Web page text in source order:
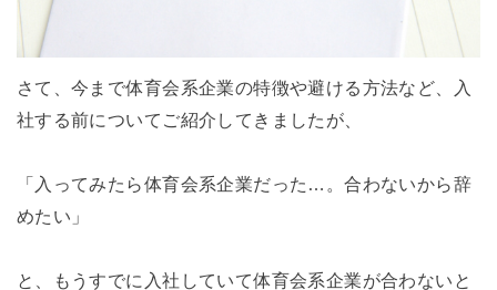
さて、今まで体育会系企業の特徴や避ける方法など、入
社する前についてご紹介してきましたが、
「入ってみたら体育会系企業だった…。合わないから辞
めたい」
と、もうすでに入社していて体育会系企業が合わないと